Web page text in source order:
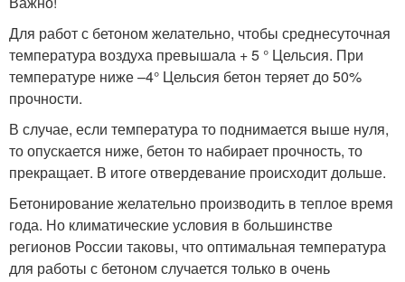
Для работ с бетоном желательно, чтобы среднесуточная
температура воздуха превышала + 5 ° Цельсия. При
температуре ниже –4° Цельсия бетон теряет до 50%
прочности.
В случае, если температура то поднимается выше нуля,
то опускается ниже, бетон то набирает прочность, то
прекращает. В итоге отвердевание происходит дольше.
Бетонирование желательно производить в теплое время
года. Но климатические условия в большинстве
регионов России таковы, что оптимальная температура
для работы с бетоном случается только в очень